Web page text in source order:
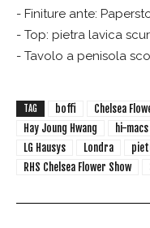
- Finiture ante:
- Top: pietra lavica
- Tavolo a penisola
TAG boffi Chelsea
Hay Joung Hwang
hi-macs
LG Hausys
Londra
RHS Chelsea Flower Show